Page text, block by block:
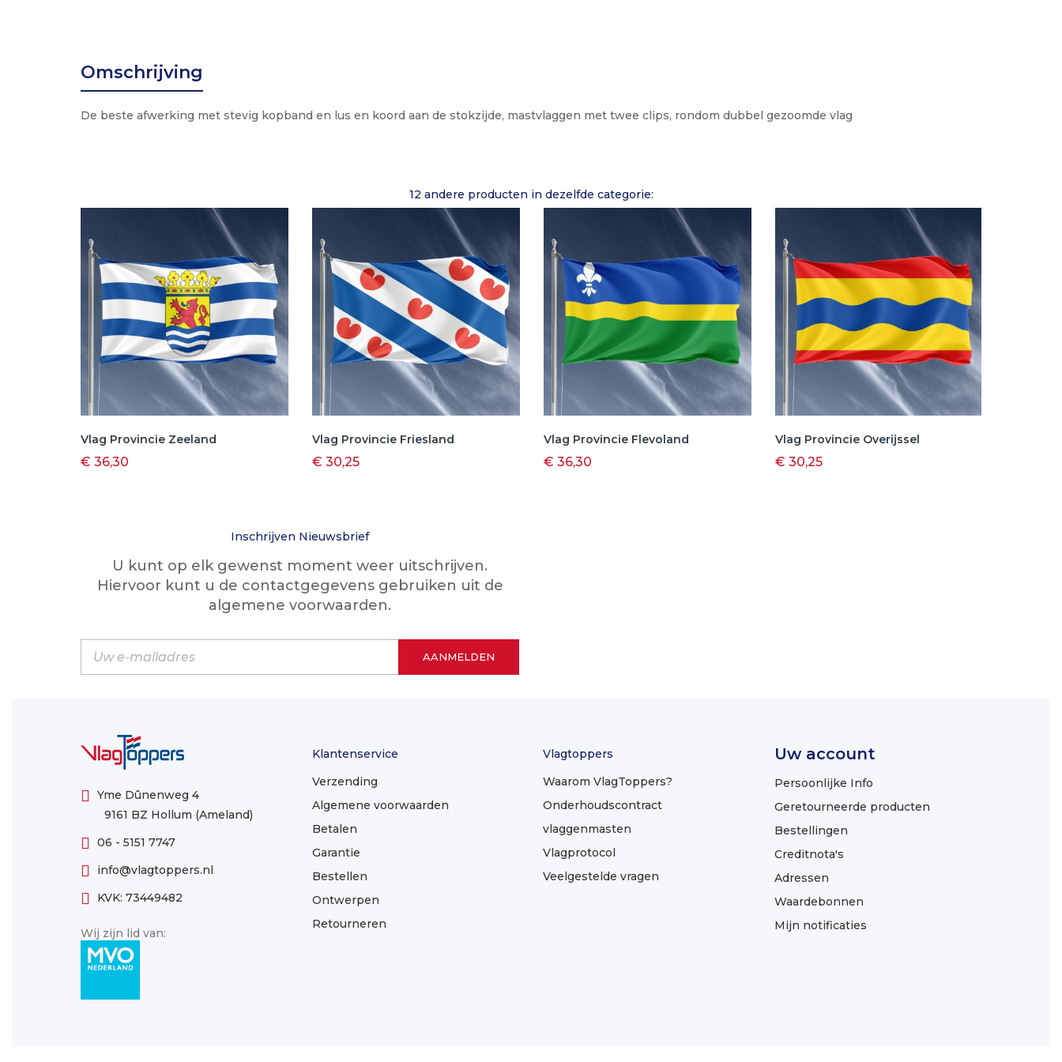
Omschrijving
De beste afwerking met stevig kopband en lus en koord aan de stokzijde, mastvlaggen met twee clips, rondom dubbel gezoomde vlag
12 andere producten in dezelfde categorie:
Vlag Provincie Zeeland
€ 36,30
Vlag Provincie Friesland
€ 30,25
Vlag Provincie Flevoland
€ 36,30
Vlag Provincie Overijssel
€ 30,25
Inschrijven Nieuwsbrief
U kunt op elk gewenst moment weer uitschrijven.
Hiervoor kunt u de contactgegevens gebruiken uit de
algemene voorwaarden.
Yme Dûnenweg 4
9161 BZ Hollum (Ameland)
06 - 5151 7747
info@vlagtoppers.nl
KVK: 73449482
Wij zijn lid van:
Klantenservice
Verzending
Algemene voorwaarden
Betalen
Garantie
Bestellen
Ontwerpen
Retourneren
Vlagtoppers
Waarom VlagToppers?
Onderhoudscontract
vlaggenmasten
Vlagprotocol
Veelgestelde vragen
Uw account
Persoonlijke Info
Geretourneerde producten
Bestellingen
Creditnota's
Adressen
Waardebonnen
Mijn notificaties